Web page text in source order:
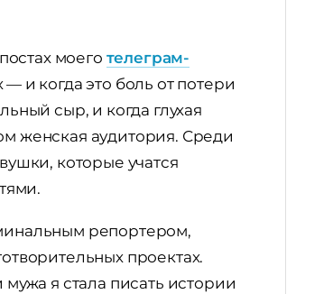
моего телеграм-
и когда это боль от потери
сыр, и когда глухая
женская аудитория. Среди
которые учатся
репортером,
проектах.
я стала писать истории